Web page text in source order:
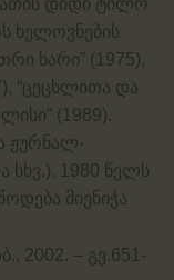
დიდი ტილო
ხელოვნების
ხარი” (1975),
“ცეცხლითა და
(1989).
ჟურნალ-
სხვ.). 1980 წელს
მიენიჭა
2002. – გვ.651-